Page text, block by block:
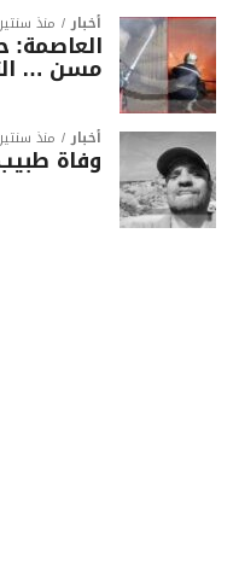
أخبار منذ
مسن …
أخبار منذ
وفاة